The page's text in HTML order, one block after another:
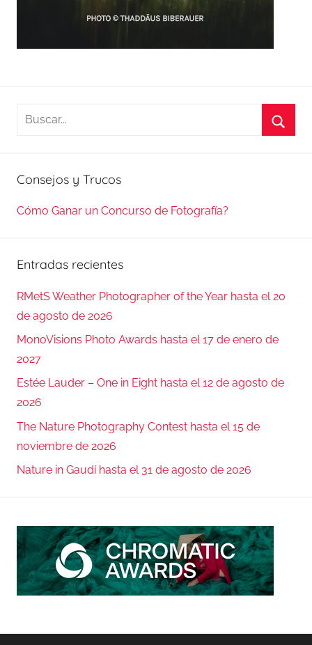
Buscar:
Consejos y Trucos
Cómo Ganar un Concurso de Fotografía?
Entradas recientes
RMetS Weather Photographer of the Year hasta el 20
de agosto de 2026
MonoVisions Photo Awards hasta el 17 de enero de
2027
Estée Lauder – One in Eight hasta el 12 de agosto de
2026
The Nature Photography Contest hasta el 15 de
noviembre de 2026
Nature in Gaudí hasta el 31 de agosto de 2026